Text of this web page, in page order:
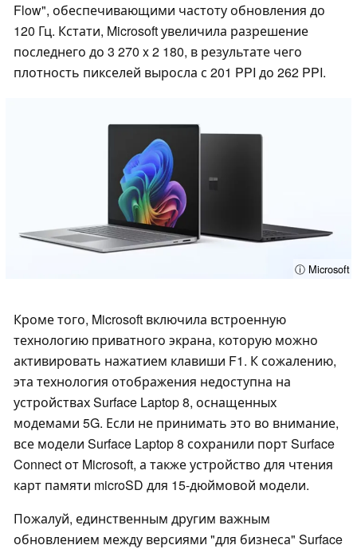
Flow", обеспечивающими частоту обновления до
120 Гц. Кстати, Microsoft увеличила разрешение
последнего до 3 270 x 2 180, в результате чего
плотность пикселей выросла с 201 PPI до 262 PPI.
ⓘ Microsoft
Кроме того, Microsoft включила встроенную
технологию приватного экрана, которую можно
активировать нажатием клавиши F1. К сожалению,
эта технология отображения недоступна на
устройствах Surface Laptop 8, оснащенных
модемами 5G. Если не принимать это во внимание,
все модели Surface Laptop 8 сохранили порт Surface
Connect от Microsoft, а также устройство для чтения
карт памяти microSD для 15-дюймовой модели.
Пожалуй, единственным другим важным
обновлением между версиями "для бизнеса" Surface